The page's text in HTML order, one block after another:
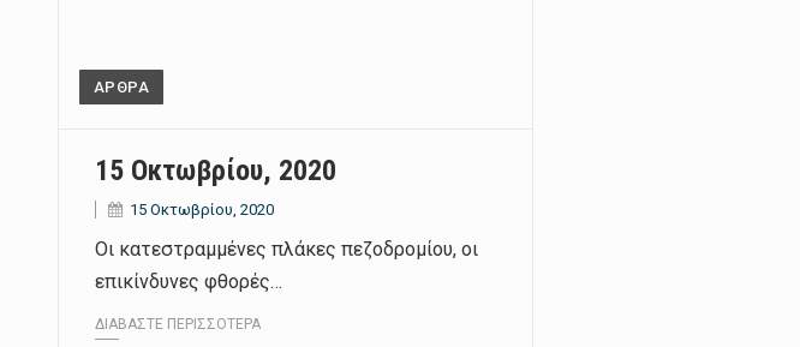
ΑΡΘΡΑ
15 Οκτωβρίου, 2020
15 Οκτωβρίου, 2020
Οι κατεστραμμένες πλάκες πεζοδρομίου, οι
επικίνδυνες φθορές…
ΔΙΑΒΆΣΤΕ ΠΕΡΙΣΣΌΤΕΡΑ